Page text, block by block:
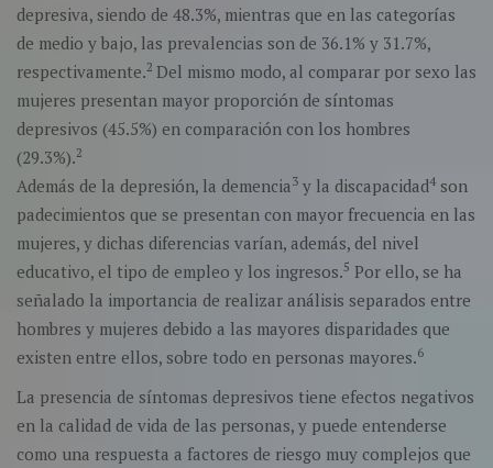
depresiva, siendo de 48.3%, mientras que en las categorías
de medio y bajo, las prevalencias son de 36.1% y 31.7%,
respectivamente.2 Del mismo modo, al comparar por sexo las
mujeres presentan mayor proporción de síntomas
depresivos (45.5%) en comparación con los hombres
(29.3%).2
Además de la depresión, la demencia3 y la discapacidad4 son
padecimientos que se presentan con mayor frecuencia en las
mujeres, y dichas diferencias varían, además, del nivel
educativo, el tipo de empleo y los ingresos.5 Por ello, se ha
señalado la importancia de realizar análisis separados entre
hombres y mujeres debido a las mayores disparidades que
existen entre ellos, sobre todo en personas mayores.6
La presencia de síntomas depresivos tiene efectos negativos
en la calidad de vida de las personas, y puede entenderse
como una respuesta a factores de riesgo muy complejos que